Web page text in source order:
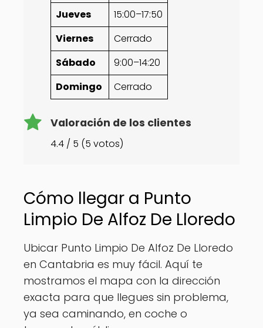
Jueves
15:00–17:50
Viernes
Cerrado
Sábado
9:00–14:20
Domingo
Cerrado
Valoración de los clientes
4.4 / 5 (5 votos)
Cómo llegar a Punto
Limpio De Alfoz De Lloredo
Ubicar Punto Limpio De Alfoz De Lloredo
en Cantabria es muy fácil. Aquí te
mostramos el mapa con la dirección
exacta para que llegues sin problema,
ya sea caminando, en coche o